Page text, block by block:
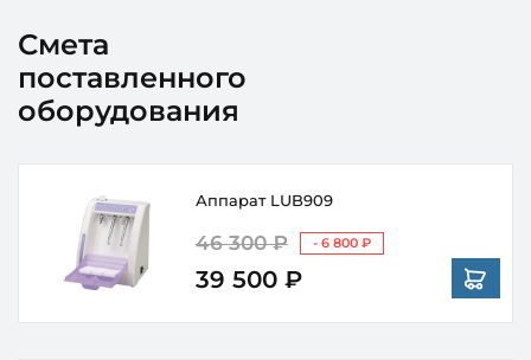
Смета
поставленного
оборудования
Аппарат LUB909
46 300 ₽ - 6 800 ₽
39 500 ₽